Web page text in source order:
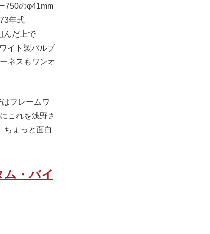
750のφ41mm
年式
んだ上で
イト製バルブ
ネスもワンオ
フレームワ
これを浅野さ
ちょっと面白
・バイ